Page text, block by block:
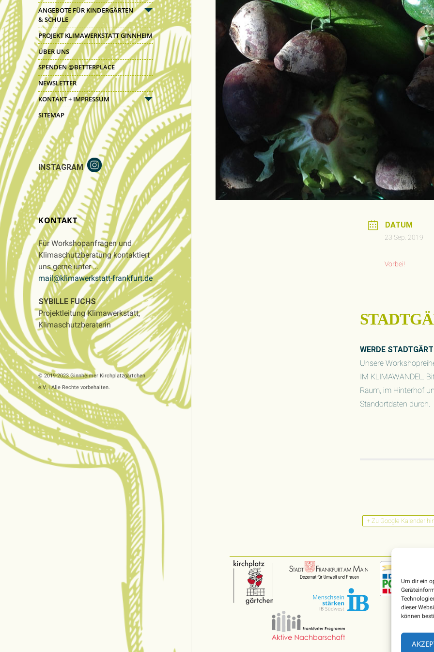
Um dir ein
dieser
können
anzeigen
ANGEBOTE FÜR KINDERGÄRTEN
& SCHULE
untermenü
anzeigen
PROJEKT KLIMAWERKSTATT GINNHEIM
ÜBER UNS
SPENDEN @BETTERPLACE
NEWSLETTER
KONTAKT + IMPRESSUM
untermenü
anzeigen
SITEMAP
INSTAGRAM
KONTAKT
Für Workshopanfragen und
Klimaschutzberatung kontaktiert
uns gerne unter …
mail@klimawerkstatt-frankfurt.de
SYBILLE FUCHS
Projektleitung Klimawerkstatt,
Klimaschutzberaterin
© 2019-2023 Ginnheimer Kirchplatzgärtchen
e.V. | Alle Rechte vorbehalten.
DATUM
23 Sep. 2019
Vorbei!
WERDE
Unsere
IM KLIMAWANDEL.
Raum, im Hinterhof
Standortdaten durch.
+ Zu Google Kalender